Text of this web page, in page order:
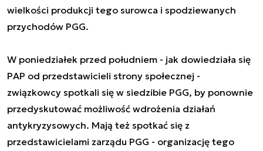
wielkości produkcji tego surowca i spodziewanych
przychodów PGG.
W poniedziałek przed południem - jak dowiedziała się
PAP od przedstawicieli strony społecznej -
związkowcy spotkali się w siedzibie PGG, by ponownie
przedyskutować możliwość wdrożenia działań
antykryzysowych. Mają też spotkać się z
przedstawicielami zarządu PGG - organizację tego